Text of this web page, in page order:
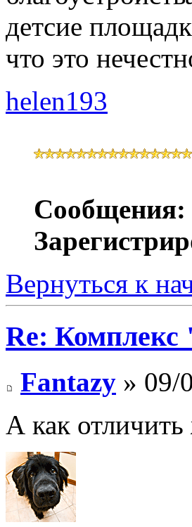
детсие
что это
helen193
Сообщения:
Вернуться к
Re:
Fantazy » 09/
А как